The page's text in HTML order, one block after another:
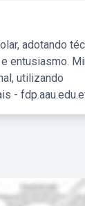
adotando
entusiasmo.
utilizando
-